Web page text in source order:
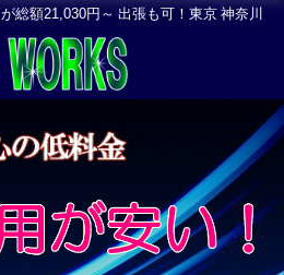
総額21,030円～ 出張も可！東京 神奈川